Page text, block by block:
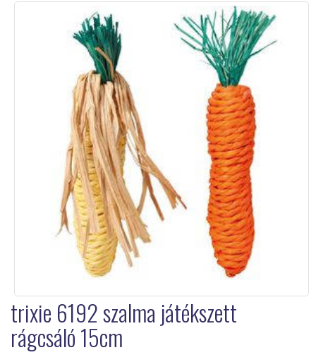
trixie 6192 szalma játékszett
rágcsáló 15cm